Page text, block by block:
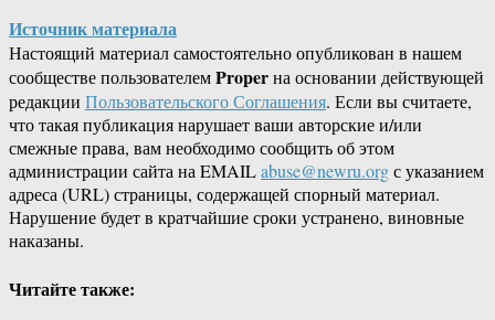
Источник материала
Настоящий материал самостоятельно опубликован в нашем
сообществе пользователемProperна основании действующей
редакции Пользовательского Соглашения. Если вы считаете,
что такая публикация нарушает ваши авторские и/или
смежные права, вам необходимо сообщить об этом
администрации сайта на EMAILabuse@newru.orgс указанием
адреса (URL) страницы, содержащей спорный материал.
Нарушение будет в кратчайшие сроки устранено, виновные
наказаны.
Читайте также: